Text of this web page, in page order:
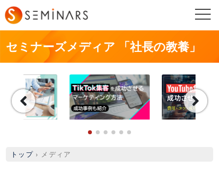
セミナーズメディア 「社長の教養」
トップ › メディア